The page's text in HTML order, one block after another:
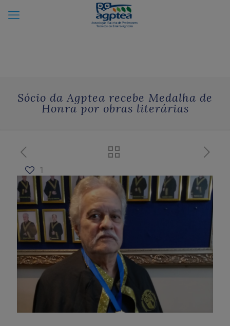
Sócio da Agptea recebe Medalha de
Honra por obras literárias
1